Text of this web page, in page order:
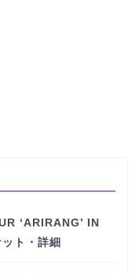
‘ARIRANG’ IN
ト・詳細